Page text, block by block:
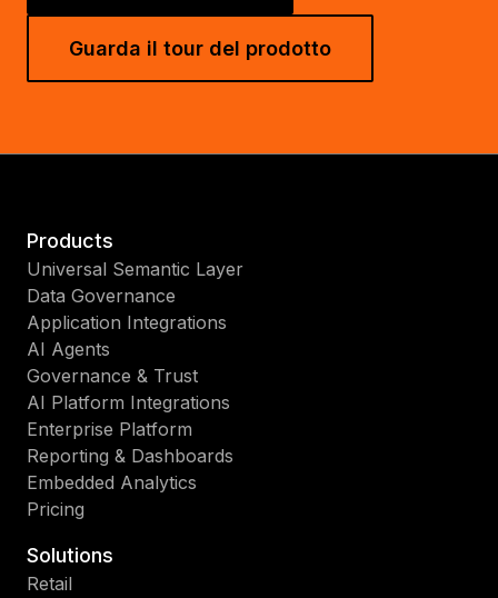
Guarda il tour del prodotto
Products
Universal Semantic Layer
Data Governance
Application Integrations
AI Agents
Governance & Trust
AI Platform Integrations
Enterprise Platform
Reporting & Dashboards
Embedded Analytics
Pricing
Solutions
Retail